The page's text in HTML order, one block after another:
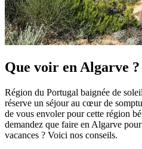
Que voir en Algarve ?
Région du Portugal baignée de
réserve un séjour au cœur de
de vous envoler pour cette région
demandez que faire en Algarve
vacances ? Voici nos conseils.